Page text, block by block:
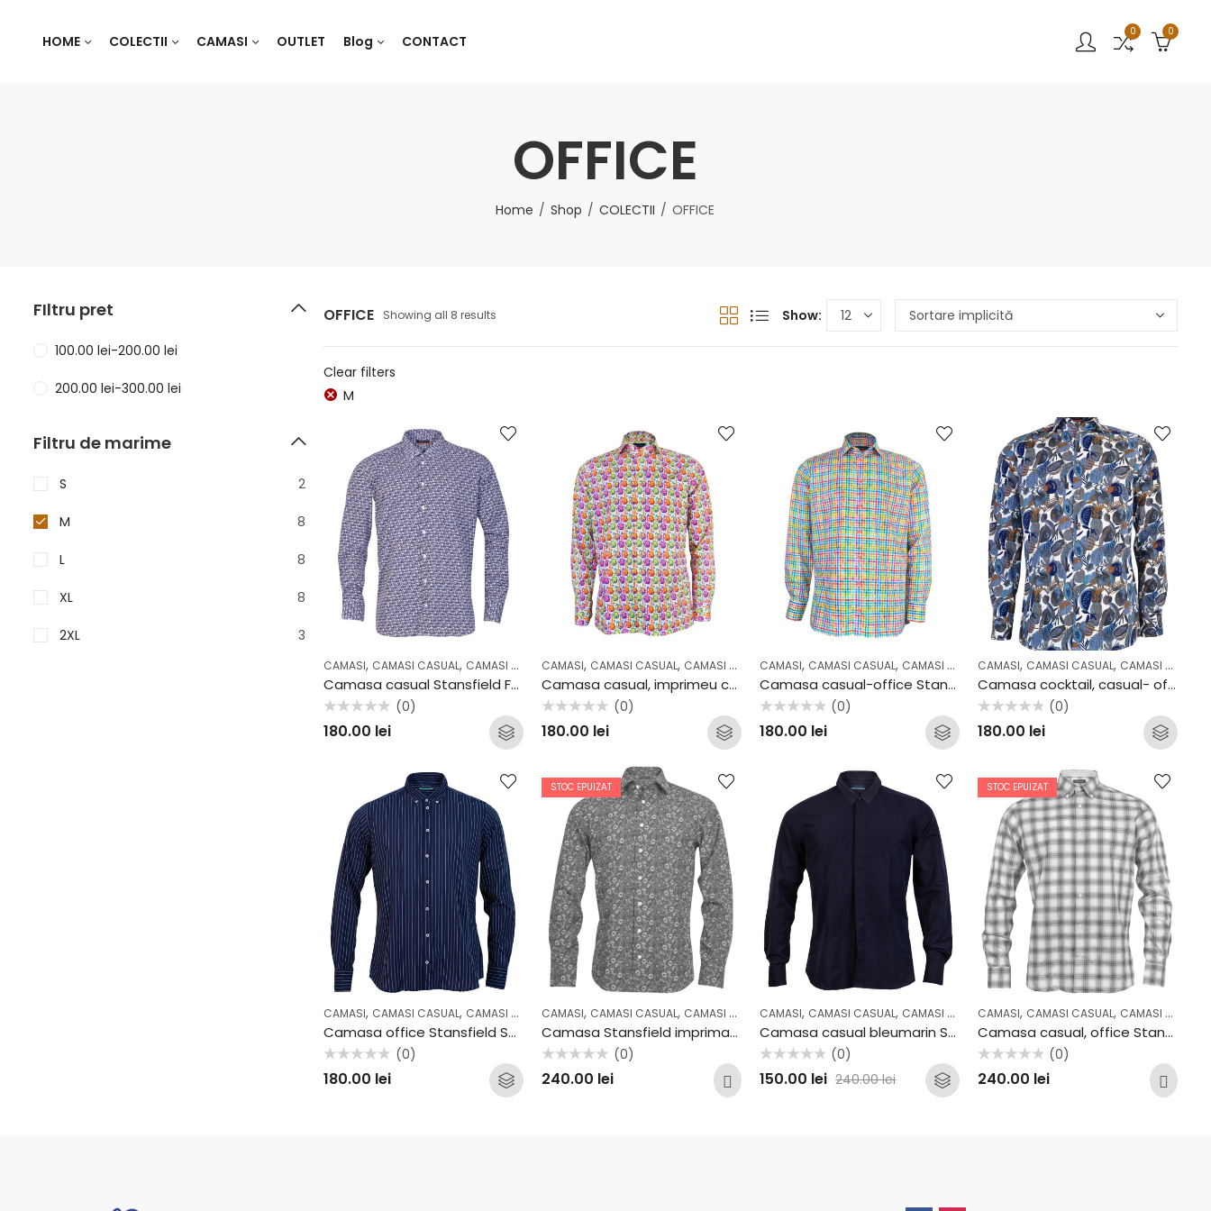
HOME COLECTII CAMASI OUTLET Blog CONTACT
0 0
OFFICE
Home Shop COLECTII OFFICE
OFFICE Showing all 8 results Show:
Clear filters
M
CAMASI, CAMASI CASUAL, CAMASI OFFICE ,CASUAL,COLECTII,OFFICE
Camasa casual Stansfield FW2011
la
(0)
180.00 lei
CAMASI, CAMASI CASUAL, CAMASI COCKTAIL & PARTY ,CASUAL,COLECTII,OFFICE
Camasa casual, imprimeu chitara 36106
la
(0)
180.00 lei
CAMASI, CAMASI CASUAL, CAMASI OFFICE ,CASUAL,COLECTII,OFFICE
Camasa casual-office Stansfield Multicolor
la
(0)
180.00 lei
CAMASI, CAMASI CASUAL, CAMASI COCKTAIL & PARTY
Camasa cocktail, casual- office Flori Albastre
la
(0)
180.00 lei
CAMASI, CAMASI CASUAL, CAMASI OFFICE ,COLECTII,OFFICE
Camasa office Stansfield SS2041
la
(0)
180.00 lei
STOC EPUIZAT
CAMASI, CAMASI CASUAL, CAMASI COCKTAIL & PARTY ,CASUAL,COLECTII,OFFICE
Camasa Stansfield imprimat SS2003
la
(0)
240.00 lei
CAMASI, CAMASI CASUAL, CAMASI OFFICE ,CASUAL,COLECTII,OFFICE,OUTLET
Camasa casual bleumarin Stansfield B62
la
(0)
150.00 lei 240.00lei
STOC EPUIZAT
CAMASI, CAMASI CASUAL, CAMASI OFFICE
Camasa casual, office Stansfield B705
la
(0)
240.00 lei
FIltru pret
100.00 lei-200.00 lei
200.00 lei-300.00 lei
Filtru de marime
S 2
M 8
L 8
XL 8
2XL 3